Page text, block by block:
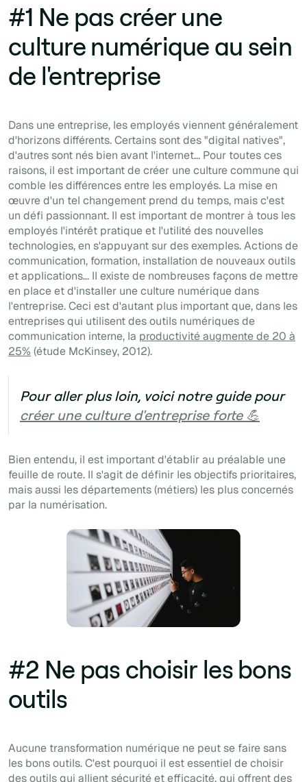
#1 Ne pas créer une
culture numérique au sein
de l'entreprise
Dans une entreprise, les employés viennent généralement
d'horizons différents. Certains sont des"digital natives",
d'autres sont nés bien avant l'internet... Pour toutes ces
raisons, il est important de créer une culture commune qui
comble les différences entre les employés. La mise en
œuvre d'un tel changement prend du temps, mais c'est
un défi passionnant. Il est important de montrer à tous les
employés l'intérêt pratique et l'utilité des nouvelles
technologies, en s'appuyant sur des exemples. Actions de
communication, formation, installation de nouveaux outils
et applications... Il existe de nombreuses façons de mettre
en place et d'installer une culture numérique dans
l'entreprise. Ceci est d'autant plus important que, dans les
entreprises qui utilisent des outils numériques de
communication interne, la productivité augmente de 20 à
25% (étude McKinsey, 2012).
Pour aller plus loin, voici notre guide pour
créer une culture d'entreprise forte 💪
Bien entendu, il est important d'établir au préalable une
feuille de route. Il s'agit de définir les objectifs prioritaires,
mais aussi les départements (métiers) les plus concernés
par la numérisation.
#2 Ne pas choisir les bons
outils
Aucune transformation numérique ne peut se faire sans
les bons outils. C'est pourquoi il est essentiel de choisir
des outils qui allient sécurité et efficacité, qui offrent des